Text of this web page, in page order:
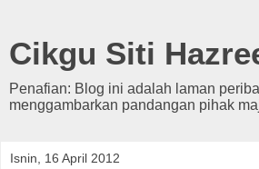
Cikgu Siti
Penafian: Blog ini adalah laman
menggambarkan pandangan pihak
Isnin, 16 April 2012